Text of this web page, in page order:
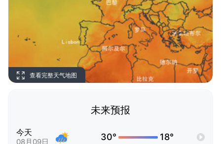
查看完整天气地图
未来预报
今天
08月09日 30° 18°